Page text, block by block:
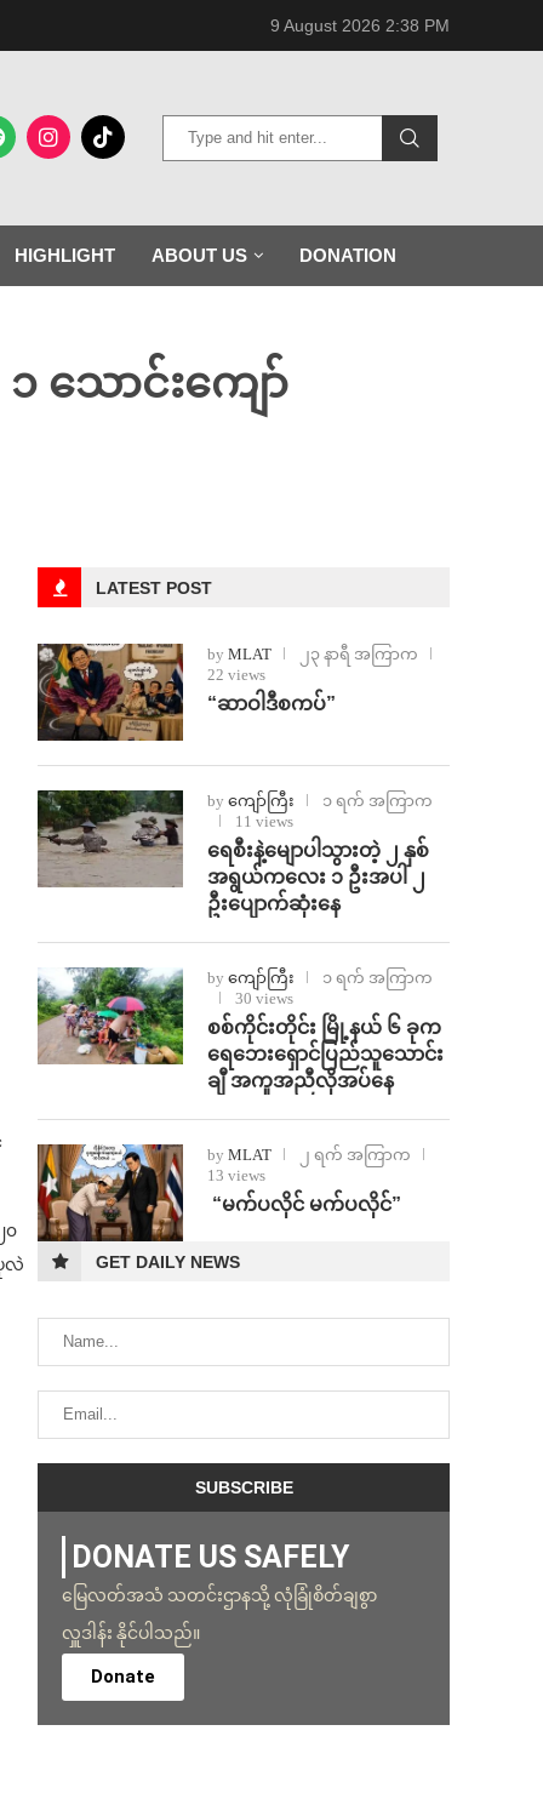
9 August 2026 2:38 PM
HIGHLIGHT ABOUT US DONATION
သောင်းကျော်
၀
လဲ
LATEST POST
by MLAT
၂၃ နာရီ အကြာက
22 views
“ဆာဝါဒီစကပ်”
by ကျော်ကြီး
၁ ရက် အကြာက
11 views
ရေစီးနဲ့မျောပါသွားတဲ့ ၂ နှစ်
အရွယ်ကလေး ၁ ဦးအပါ ၂
ဦးပျောက်ဆုံးနေ
by ကျော်ကြီး
၁ ရက် အကြာက
30 views
စစ်ကိုင်းတိုင်း မြို့နယ် ၆ ခုက
ရေဘေးရှောင်ပြည်သူသောင်း
ချီ အကူအညီလိုအပ်နေ
by MLAT
၂ ရက် အကြာက
13 views
⁨ ⁨“မက်ပလိုင် မက်ပလိုင်”
GET DAILY NEWS
DONATE US SAFELY
မြေလတ်အသံ သတင်းဌာနသို့ လုံခြုံစိတ်ချစွာ
လှူဒါန်း နိုင်ပါသည်။
Donate